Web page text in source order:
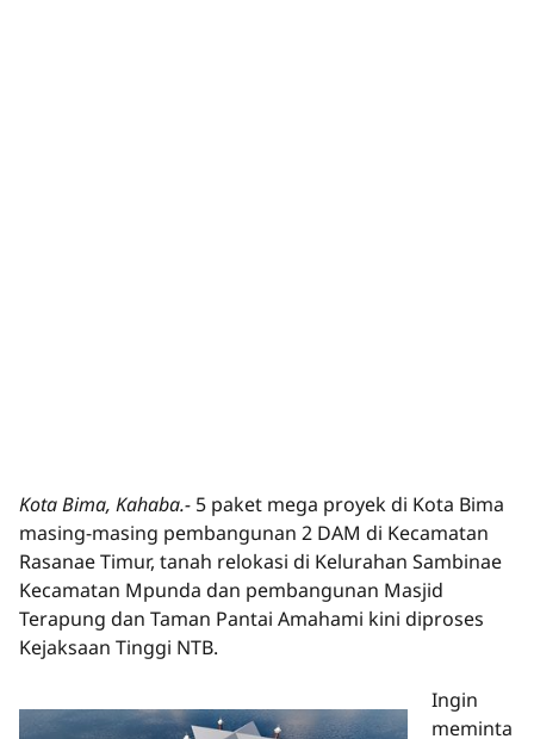
Kota Bima, Kahaba.- 5 paket mega proyek di Kota Bima
masing-masing pembangunan 2 DAM di Kecamatan
Rasanae Timur, tanah relokasi di Kelurahan Sambinae
Kecamatan Mpunda dan pembangunan Masjid
Terapung dan Taman Pantai Amahami kini diproses
Kejaksaan Tinggi NTB.
Ingin
meminta